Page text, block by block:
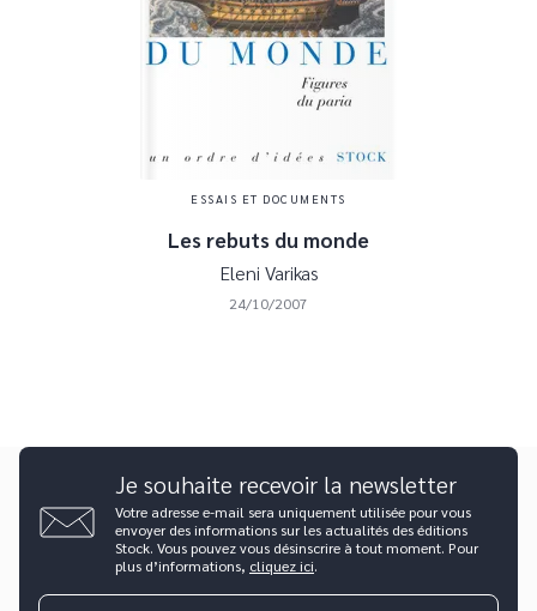
ESSAIS ET DOCUMENTS
Les rebuts du monde
Eleni Varikas
24/10/2007
Je souhaite recevoir la newsletter
Votre adresse e-mail sera uniquement utilisée pour vous
envoyer des informations sur les actualités des éditions
Stock. Vous pouvez vous désinscrire à tout moment. Pour
plus d’informations, cliquez ici.